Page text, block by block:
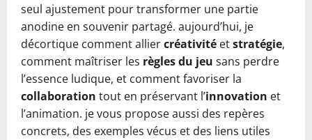
seul ajustement pour transformer une partie
anodine en souvenir partagé. aujourd’hui, je
décortique comment alliercréativité etstratégie,
comment maîtriser les règles du jeu sans perdre
l’essence ludique, et comment favoriser la
collaboration tout en préservant l’innovation et
l’animation. je vous propose aussi des repères
concrets, des exemples vécus et des liens utiles